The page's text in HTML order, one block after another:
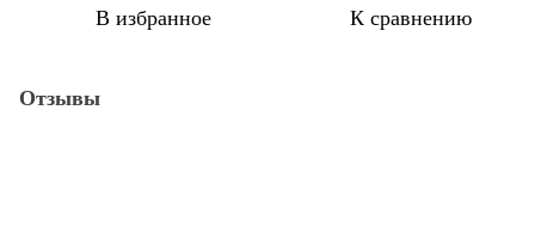
В избранное К сравнению
Отзывы